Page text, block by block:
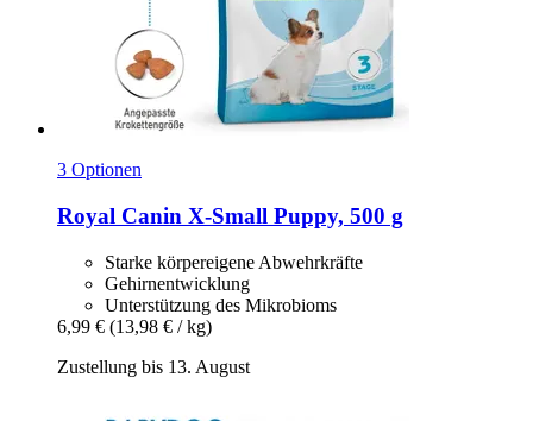
3 Optionen
Royal Canin X-​Small Puppy, 500 g
Starke körpereigene Abwehrkräfte
Gehirnentwicklung
Unterstützung des Mikrobioms
6,99 € (13,98 € / kg)
Zustellung bis 13. August